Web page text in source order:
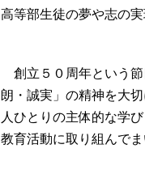
高等部生徒の夢や志の
創立５０周年という節
朗・誠実」の精神を大
人ひとりの主体的な学
教育活動に取り組んでま